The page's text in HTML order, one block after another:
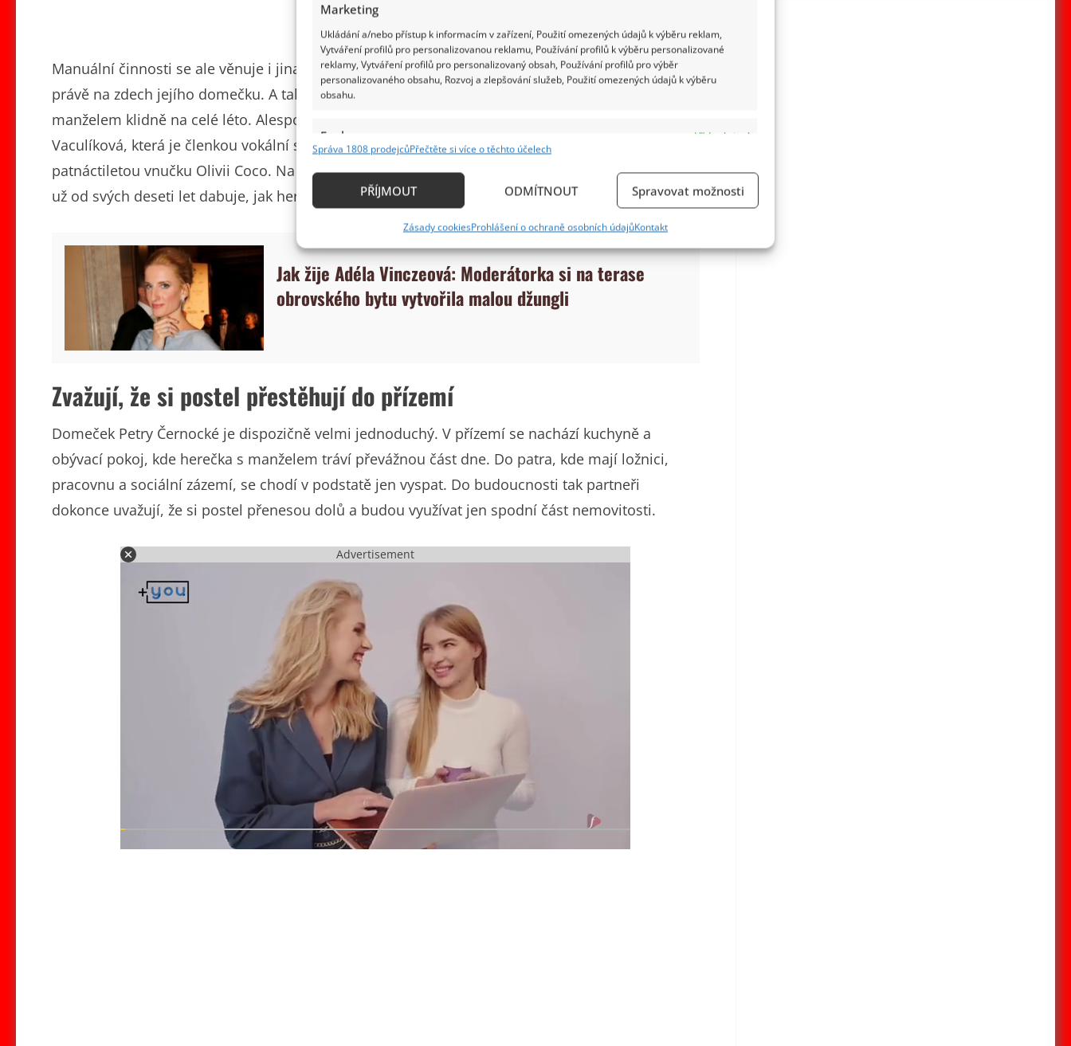
Marketing
Ukládání a/nebo přístup k informacím v zařízení, Použití omezených údajů k výběru reklam,
Vytváření profilů pro personalizovanou reklamu, Používání profilů k výběru personalizované
reklamy, Vytváření profilů pro personalizovaný obsah, Používání profilů pro výběr
personalizovaného obsahu, Rozvoj a zlepšování služeb, Použití omezených údajů k výběru
obsahu.
Funkce
Vždy aktivní
Identifikace zařízení na základě automaticky přenášených informací.
základě aktivně požadovaných informací.
Zajištění bezpečnosti, předcházení a zjišťování podvodů a
odstraňování chyb, Poskytování a zobrazování reklamy a
Správa 1808 prodejcůPřečtěte si více o těchto účelech
PŘÍJMOUT ODMÍTNOUT Spravovat možnosti
Zásady cookiesProhlášení o ochraně osobních údajůKontakt
Manuální činnosti se ale věnuje i jinak – ráda totiž maluje. Většina jejích výtvorů nicméně končí
právě na zdech jejího domečku. A také roubenky, kterou má v oblasti Děčínska. Sem jezdí s
manželem klidně na celé léto. Alespoň občas se za ní přitom přijede podívat i její dcera Bára
Vaculíková, která je členkou vokální skupiny Yellow Sisters. Od ní má Černocká dokonce už
patnáctiletou vnučku Olivii Coco. Na ni je Černocká přitom obzvláště pyšná, vždyť mladá slečna
už od svých deseti let dabuje, jak herečka uvedla pro Deník.
Jak žije Adéla Vinczeová: Moderátorka si na terase
obrovského bytu vytvořila malou džungli
Zvažují, že si postel přestěhují do přízemí
Domeček Petry Černocké je dispozičně velmi jednoduchý. V přízemí se nachází kuchyně a
obývací pokoj, kde herečka s manželem tráví převážnou část dne. Do patra, kde mají ložnici,
pracovnu a sociální zázemí, se chodí v podstatě jen vyspat. Do budoucnosti tak partneři
dokonce uvažují, že si postel přenesou dolů a budou využívat jen spodní část nemovitosti.
Advertisement